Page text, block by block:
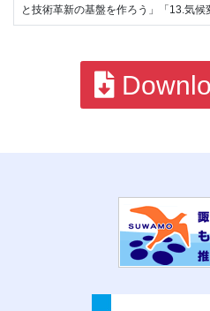
と技術革新の基盤を作ろう」「13.気